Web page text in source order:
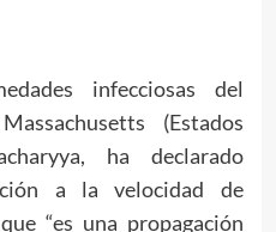
infecciosas del
(Estados
ha declarado
a la velocidad de
“es una propagación